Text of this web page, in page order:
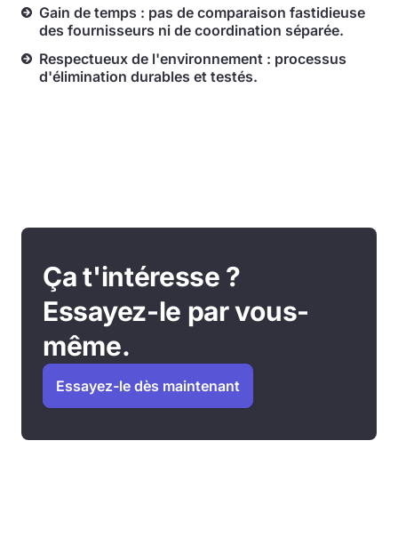
Gain de temps : pas de comparaison fastidieuse
des fournisseurs ni de coordination séparée.
Respectueux de l'environnement : processus
d'élimination durables et testés.
Ça t'intéresse ?
Essayez-le par vous-
même.
Essayez-le dès maintenant